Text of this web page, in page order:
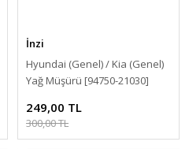
İnzi
Hyundai (Genel) / Kia (Genel)
Yağ Müşürü [94750-21030]
249,00 TL
300,00 TL